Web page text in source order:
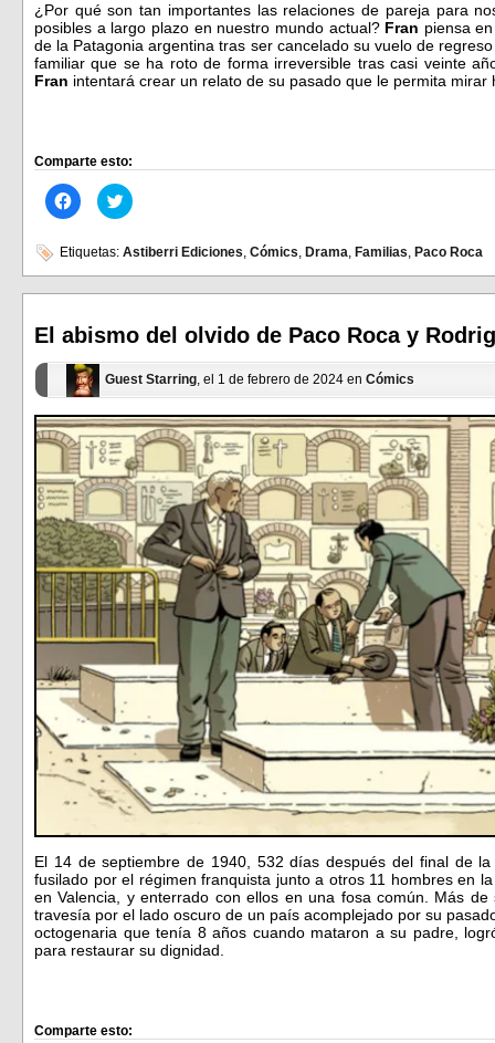
¿Por qué son tan importantes las relaciones de pareja para
posibles a largo plazo en nuestro mundo actual? Fran piensa
de la Patagonia argentina tras ser cancelado su vuelo de
familiar que se ha roto de forma irreversible tras casi veinte
Fran intentará crear un relato de su pasado que le permita
Comparte esto:
Haz
clic
en
Facebook
(Se
abre
ventana
nueva)
Haz
clic
en
(Se
abre
ventana
nueva)
Etiquetas: Astiberri Ediciones, Cómics, Drama, Familias, Paco Roca
El abismo del olvido de Paco Roca y
Guest Starring, el 1 de febrero de 2024 en Cómics
El 14 de septiembre de 1940, 532 días después del final de
fusilado por el régimen franquista junto a otros 11 hombres en
en Valencia, y enterrado con ellos en una fosa común. Más
travesía por el lado oscuro de un país acomplejado por su
octogenaria que tenía 8 años cuando mataron a su padre,
para restaurar su dignidad.
Comparte esto: